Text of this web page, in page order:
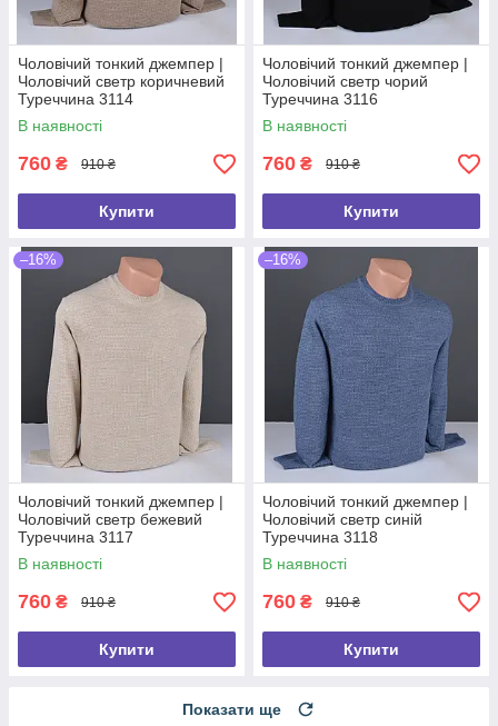
Чоловічий тонкий джемпер |
Чоловічий светр коричневий
Туреччина 3114
В наявності
760 ₴ 910 ₴
Купити
Чоловічий тонкий джемпер |
Чоловічий светр чорий
Туреччина 3116
В наявності
760 ₴ 910 ₴
Купити
–16%
Чоловічий тонкий джемпер |
Чоловічий светр бежевий
Туреччина 3117
В наявності
760 ₴ 910 ₴
Купити
–16%
Чоловічий тонкий джемпер |
Чоловічий светр синій
Туреччина 3118
В наявності
760 ₴ 910 ₴
Купити
Показати ще